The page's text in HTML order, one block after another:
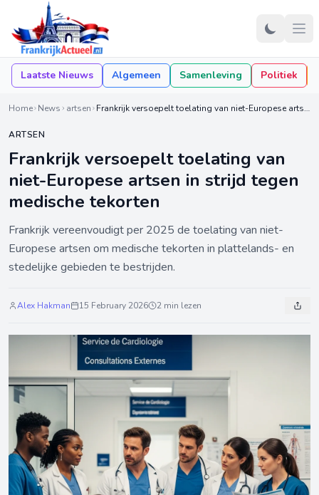
Laatste Nieuws Algemeen Samenleving Politiek
Home News artsen Frankrijk versoepelt toelating van niet-Europese artsen in strijd tegen medische tekorten
ARTSEN
Frankrijk versoepelt toelating van
niet-Europese artsen in strijd tegen
medische tekorten
Frankrijk vereenvoudigt per 2025 de toelating van niet-
Europese artsen om medische tekorten in plattelands- en
stedelijke gebieden te bestrijden.
Alex Hakman 15 February 2026 2 min lezen